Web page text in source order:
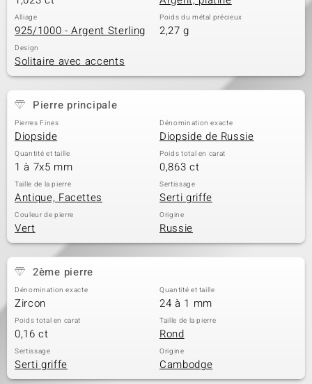
Alliage
925/1000 - Argent Sterling
Poids du métal précieux
2,27 g
Design
Solitaire avec accents
Pierre principale
Pierres Fines
Diopside
Dénomination exacte
Diopside de Russie
Quantité et taille
1 à 7x5 mm
Poids total en carat
0,863 ct
Taille de la pierre
Antique, Facettes
Sertissage
Serti griffe
Couleur de pierre
Vert
Origine
Russie
2ème pierre
Dénomination exacte
Zircon
Quantité et taille
24 à 1 mm
Poids total en carat
0,16 ct
Taille de la pierre
Rond
Sertissage
Serti griffe
Origine
Cambodge